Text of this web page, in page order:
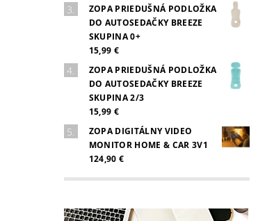
ZOPA PRIEDUŠNÁ PODLOŽKA
DO AUTOSEDAČKY BREEZE
SKUPINA 0+
15,99 €
ZOPA PRIEDUŠNÁ PODLOŽKA
DO AUTOSEDAČKY BREEZE
SKUPINA 2/3
15,99 €
ZOPA DIGITÁLNY VIDEO
MONITOR HOME & CAR 3V1
124,90 €